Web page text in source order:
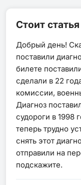
Стоит
Добрый день!
поставили
билете
сделали в 22
комиссии,
Диагноз
судороги в 1998
теперь трудно
снять этот
отправили на
подскажите.